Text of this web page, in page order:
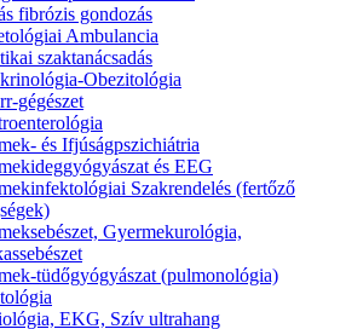
fibrózis gondozás
Ambulancia
szaktanácsadás
Obezitológia
gégészet
és Ifjúságpszichiátria
és EEG
Szakrendelés (fertőző
Gyermekurológia,
tüdőgyógyászat (pulmonológia)
EKG, Szív ultrahang